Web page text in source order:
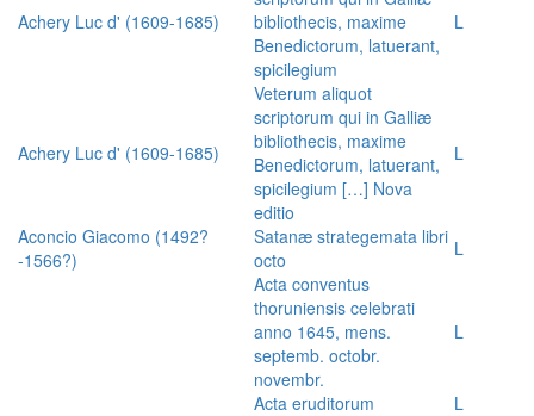
Achery Luc d' (1609-1685)
bibliothecis, maxime
Benedictorum, latuerant,
spicilegium
L
Achery Luc d' (1609-1685)
Veterum aliquot
scriptorum qui in Galliæ
bibliothecis, maxime
Benedictorum, latuerant,
spicilegium […] Nova
editio
L
Aconcio Giacomo (1492?
-1566?)
Satanæ strategemata libri
octo
L
Acta conventus
thoruniensis celebrati
anno 1645, mens.
septemb. octobr.
novembr.
L
Acta eruditorum
L